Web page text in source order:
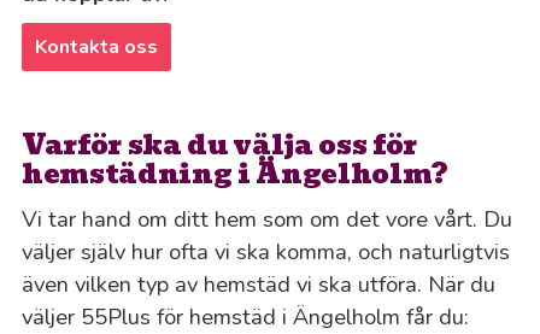
Kontakta oss
Varför ska du välja oss för
hemstädning i Ängelholm?
Vi tar hand om ditt hem som om det vore vårt. Du
väljer själv hur ofta vi ska komma, och naturligtvis
även vilken typ av hemstäd vi ska utföra. När du
väljer 55Plus för hemstäd i Ängelholm får du: